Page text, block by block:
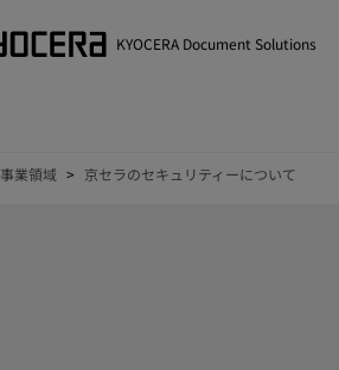
KYOCERA Document Solutions
事業領域 京セラのセキュリティーについて